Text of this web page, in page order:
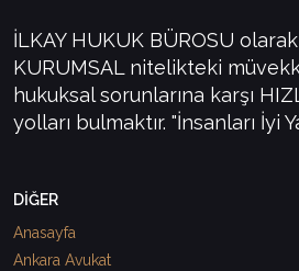
İLKAY HUKUK BÜROSU
KURUMSAL nitelikteki
hukuksal sorunlarına karşı
yolları bulmaktır. "İnsanları İyi
DİĞER
Anasayfa
Ankara Avukat